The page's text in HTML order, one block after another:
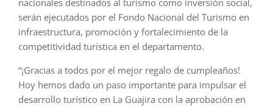
serán ejecutados por el Fondo Nacional del Turismo en
infraestructura, promoción y fortalecimiento de la
competitividad turística en el departamento.
“¡Gracias a todos por el mejor regalo de cumpleaños!
Hoy hemos dado un paso importante para impulsar el
desarrollo turístico en La Guajira con la aprobación en